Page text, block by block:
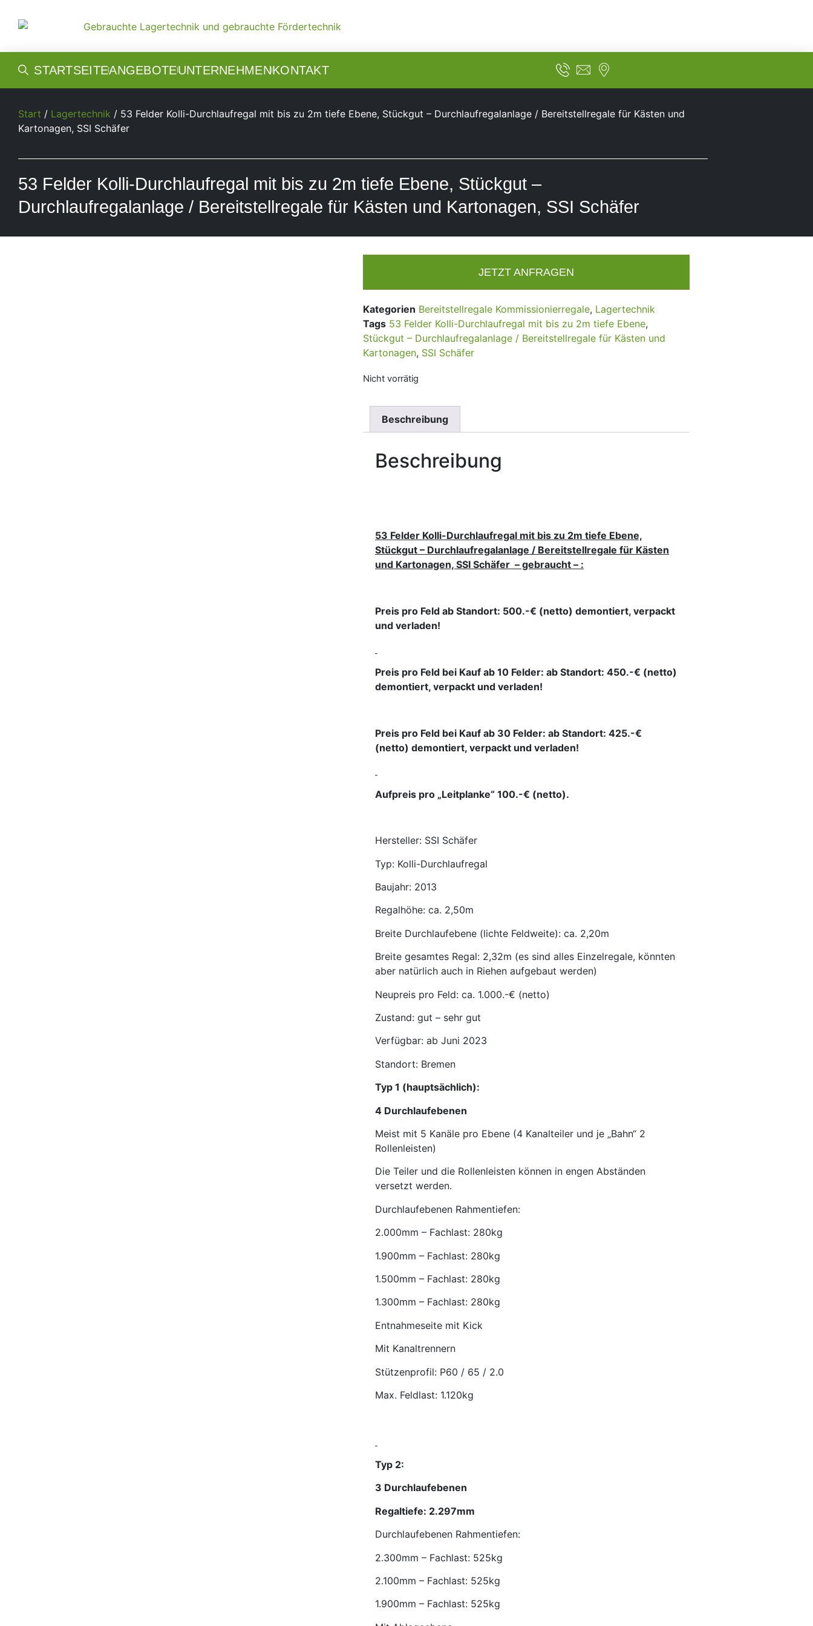
STARTSEITEANGEBOTEUNTERNEHMENKONTAKT
Start / Lagertechnik / 53 Felder Kolli-Durchlaufregal mit bis zu 2m tiefe Ebene, Stückgut – Durchlaufregalanlage / Bereitstellregale für Kästen und
Kartonagen, SSI Schäfer
53 Felder Kolli-Durchlaufregal mit bis zu 2m tiefe Ebene, Stückgut –
Durchlaufregalanlage / Bereitstellregale für Kästen und Kartonagen, SSI Schäfer
JETZT ANFRAGEN
Kategorien Bereitstellregale Kommissionierregale, Lagertechnik
Tags 53 Felder Kolli-Durchlaufregal mit bis zu 2m tiefe Ebene,
Stückgut – Durchlaufregalanlage / Bereitstellregale für Kästen und
Kartonagen, SSI Schäfer
Nicht vorrätig
Beschreibung
Beschreibung
53 Felder Kolli-Durchlaufregal mit bis zu 2m tiefe Ebene,
Stückgut – Durchlaufregalanlage / Bereitstellregale für Kästen
und Kartonagen, SSI Schäfer – gebraucht – :
Preis pro Feld ab Standort: 500.-€ (netto) demontiert, verpackt
und verladen!
Preis pro Feld bei Kauf ab 10 Felder: ab Standort: 450.-€ (netto)
demontiert, verpackt und verladen!
Preis pro Feld bei Kauf ab 30 Felder: ab Standort: 425.-€
(netto) demontiert, verpackt und verladen!
Aufpreis pro „Leitplanke“ 100.-€ (netto).
Hersteller: SSI Schäfer
Typ: Kolli-Durchlaufregal
Baujahr: 2013
Regalhöhe: ca. 2,50m
Breite Durchlaufebene (lichte Feldweite): ca. 2,20m
Breite gesamtes Regal: 2,32m (es sind alles Einzelregale, könnten
aber natürlich auch in Riehen aufgebaut werden)
Neupreis pro Feld: ca. 1.000.-€ (netto)
Zustand: gut – sehr gut
Verfügbar: ab Juni 2023
Standort: Bremen
Typ 1 (hauptsächlich):
4 Durchlaufebenen
Meist mit 5 Kanäle pro Ebene (4 Kanalteiler und je „Bahn“ 2
Rollenleisten)
Die Teiler und die Rollenleisten können in engen Abständen
versetzt werden.
Durchlaufebenen Rahmentiefen:
2.000mm – Fachlast: 280kg
1.900mm – Fachlast: 280kg
1.500mm – Fachlast: 280kg
1.300mm – Fachlast: 280kg
Entnahmeseite mit Kick
Mit Kanaltrennern
Stützenprofil: P60 / 65 / 2.0
Max. Feldlast: 1.120kg
Typ 2:
3 Durchlaufebenen
Regaltiefe: 2.297mm
Durchlaufebenen Rahmentiefen:
2.300mm – Fachlast: 525kg
2.100mm – Fachlast: 525kg
1.900mm – Fachlast: 525kg